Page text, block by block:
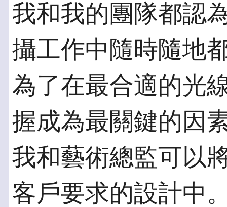
我和我的團隊都認
攝工作中隨時隨地
為了在最合適的光
握成為最關鍵的因
我和藝術總監可以
客戶要求的設計中